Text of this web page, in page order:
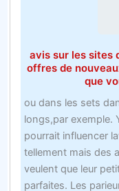
Bookie
Ukk
Apprend
ceci!
avis sur les sites
offres de
que
ou dans les sets
longs,par exemple.
pourrait influencer
tellement mais des
veulent que leur
parfaites. Les